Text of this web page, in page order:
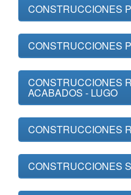
CONSTRUCCIONES
CONSTRUCCIONES
CONSTRUCCIONES
ACABADOS - LUGO
CONSTRUCCIONES
CONSTRUCCIONES